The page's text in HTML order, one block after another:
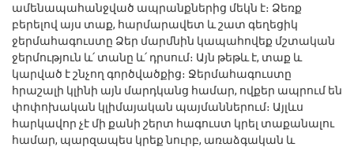
ամենապահանջված ապրանքներից մեկն է։ Ձեռք
բերելով այս տաք, հարմարավետ և շատ գեղեցիկ
ջերմահագուստը Ձեր մարմնին կապահովեք մշտական
ջերմություն և՛ տանը և՛ դրսում։ Այն թեթև է, տաք և
կարված է շնչող գործվածքից։ Ջերմահագուստը
հրաշալի կլինի այն մարդկանց համար, ովքեր ապրում են
փոփոխական կլիմայական պայմաններում։ Այլևս
հարկավոր չէ մի քանի շերտ հագուստ կրել տաքանալու
համար, պարզապես կրեք նուրբ, առաձգական և